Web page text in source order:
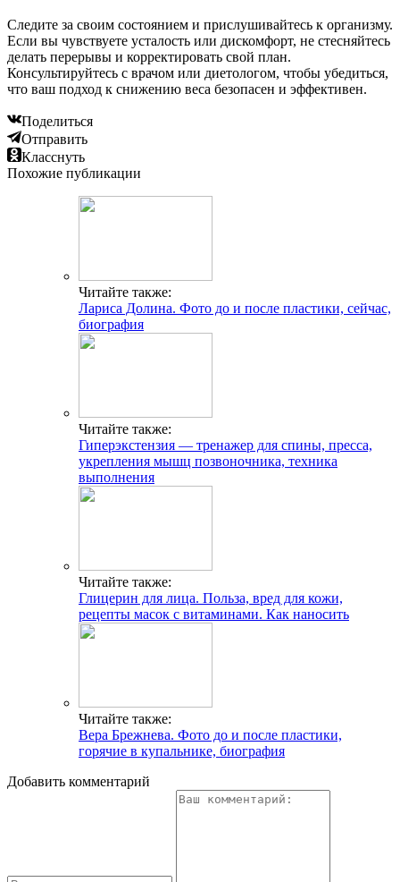
Следите за своим состоянием и прислушивайтесь к организму.
Если вы чувствуете усталость или дискомфорт, не стесняйтесь
делать перерывы и корректировать свой план.
Консультируйтесь с врачом или диетологом, чтобы убедиться,
что ваш подход к снижению веса безопасен и эффективен.
Поделиться
Отправить
Класснуть
Похожие публикации
Читайте также:
Лариса Долина. Фото до и после пластики, сейчас,
биография
Читайте также:
Гиперэкстензия — тренажер для спины, пресса,
укрепления мышц позвоночника, техника
выполнения
Читайте также:
Глицерин для лица. Польза, вред для кожи,
рецепты масок с витаминами. Как наносить
Читайте также:
Вера Брежнева. Фото до и после пластики,
горячие в купальнике, биография
Добавить комментарий